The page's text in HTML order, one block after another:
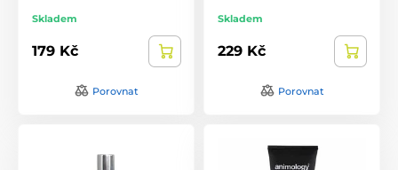
Skladem
179 Kč
Porovnat
Skladem
229 Kč
Porovnat